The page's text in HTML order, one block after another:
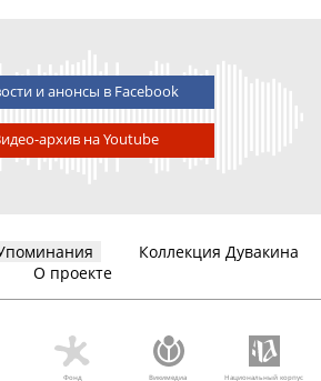
и анонсы в Facebook
архив на Youtube
Коллекция Дувакина
О проекте
Фонд Викимедиа Национальный корпус